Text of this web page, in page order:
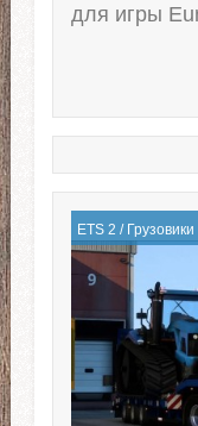
для игры
ETS 2 / Грузовики